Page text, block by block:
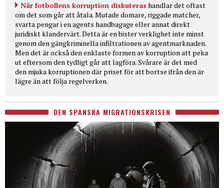
När fotbollens korruption diskuteras handlar det oftast
om det som går att åtala. Mutade domare, riggade matcher,
svarta pengar i en agents handbagage eller annat direkt
juridiskt klandervärt. Detta är en bister verklighet inte minst
genom den gängkriminella infiltrationen av agentmarknaden.
Men det är också den enklaste formen av korruption att peka
ut eftersom den tydligt går att lagföra. Svårare är det med
den mjuka korruptionen där priset för att bortse ifrån den är
lägre än att följa regelverken.
DEN SPANSKA MIGRATIONSKRISEN